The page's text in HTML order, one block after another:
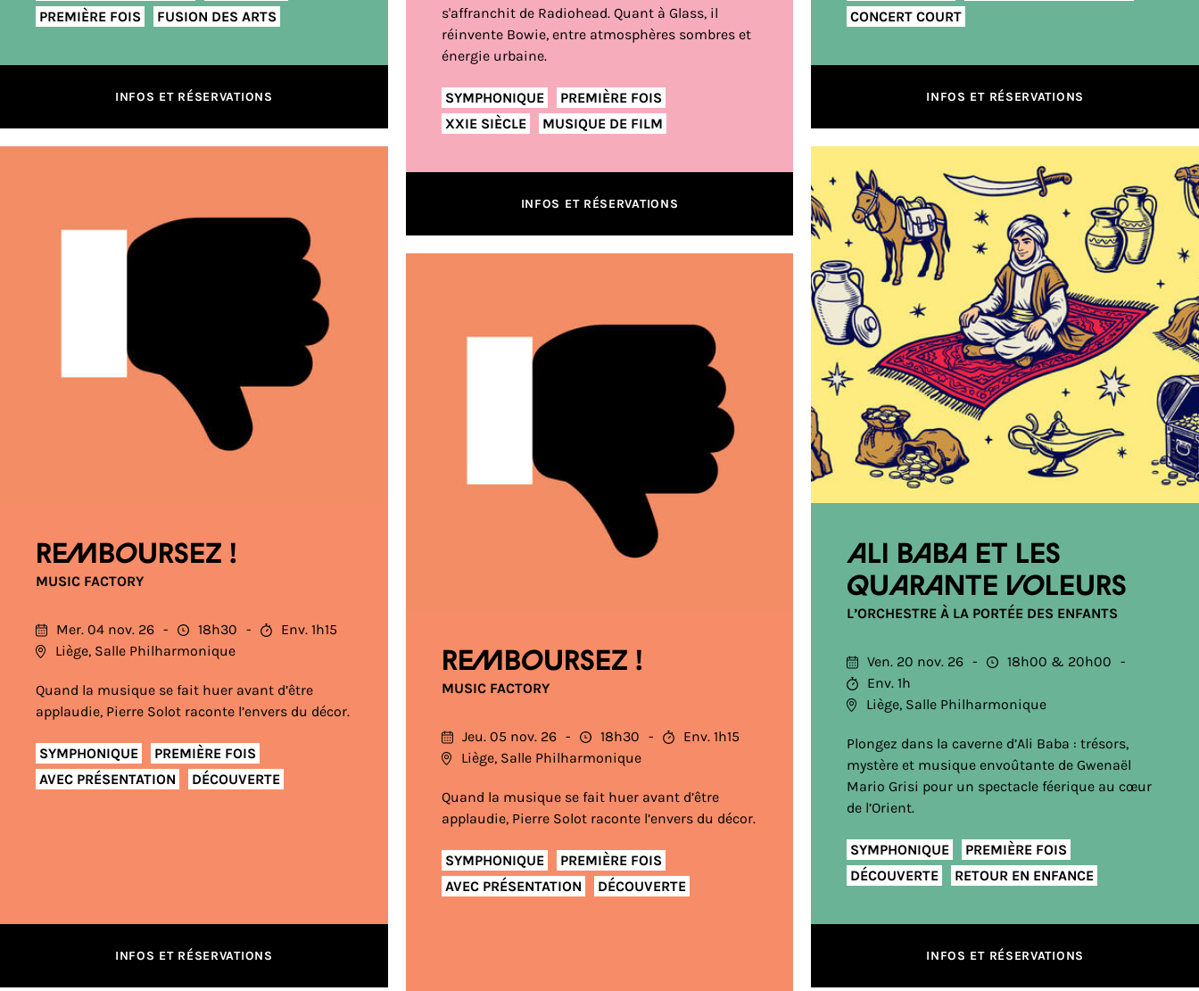
PREMIÈRE FOIS
FUSION DES ARTS
INFOS ET RÉSERVATIONS
s'affranchit de Radiohead. Quant à Glass, il
réinvente Bowie, entre atmosphères sombres et
énergie urbaine.
SYMPHONIQUE
PREMIÈRE FOIS
XXIE SIÈCLE
MUSIQUE DE FILM
INFOS ET RÉSERVATIONS
CONCERT COURT
INFOS ET RÉSERVATIONS
Remboursez !
MUSIC FACTORY
Mer. 04 nov. 26 18h30
Env. 1h15
Liège, Salle Philharmonique
Quand la musique se fait huer avant d’être
applaudie, Pierre Solot raconte l’envers du décor.
SYMPHONIQUE
PREMIÈRE FOIS
AVEC PRÉSENTATION
DÉCOUVERTE
INFOS ET RÉSERVATIONS
Remboursez !
MUSIC FACTORY
Jeu. 05 nov. 26 18h30
Env. 1h15
Liège, Salle Philharmonique
Quand la musique se fait huer avant d’être
applaudie, Pierre Solot raconte l’envers du décor.
SYMPHONIQUE
PREMIÈRE FOIS
AVEC PRÉSENTATION
DÉCOUVERTE
Ali Baba et les
quarante voleurs
L’ORCHESTRE À LA PORTÉE DES ENFANTS
Ven. 20 nov. 26 18h00
20h00
Env. 1h
Liège, Salle Philharmonique
Plongez dans la caverne d’Ali Baba : trésors,
mystère et musique envoûtante de Gwenaël
Mario Grisi pour un spectacle féerique au cœur
de l’Orient.
SYMPHONIQUE
PREMIÈRE FOIS
DÉCOUVERTE
RETOUR EN ENFANCE
INFOS ET RÉSERVATIONS